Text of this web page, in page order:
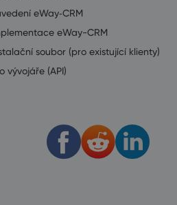
eWay‑CRM
eWay-CRM
soubor (pro existující klienty)
vývojáře (API)